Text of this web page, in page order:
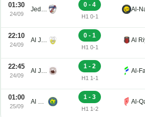
01:30
24/09
Jeddah Club
0 - 4
H1 0-1
22:10
24/09
Al Jubail
0 - 1
H1 0-1
22:45
24/09
Al Jabalain
1 - 2
H1 1-1
01:00
25/09
Al Orubah
1 - 3
H1 1-2